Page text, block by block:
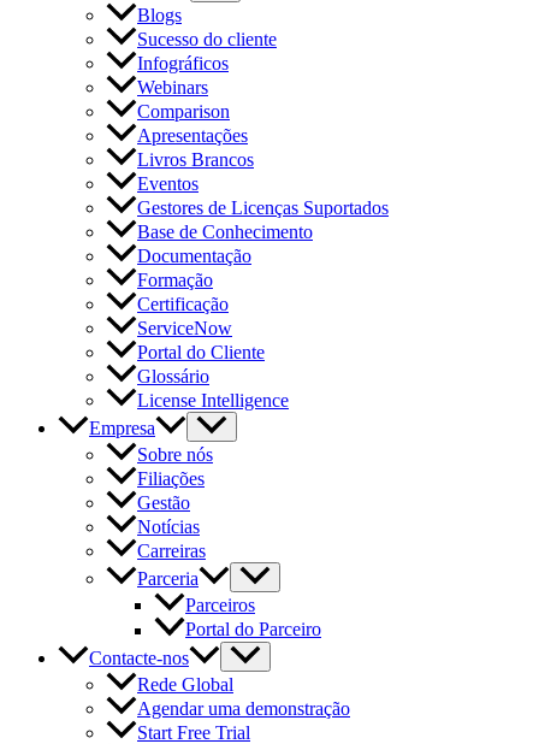
Blogs
Sucesso do cliente
Infográficos
Webinars
Comparison
Apresentações
Livros Brancos
Eventos
Gestores de Licenças Suportados
Base de Conhecimento
Documentação
Formação
Certificação
ServiceNow
Portal do Cliente
Glossário
License Intelligence
Empresa
Sobre nós
Filiações
Gestão
Notícias
Carreiras
Parceria
Parceiros
Portal do Parceiro
Contacte-nos
Rede Global
Agendar uma demonstração
Start Free Trial